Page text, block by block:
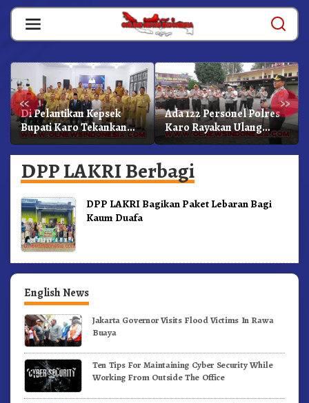
Skip
content
« »
Di Pelantikan Kepsek
Bupati Karo Tekankan
Kepemimpinan
Profesional Dongkrak
Mutu Pendidikan
Ada 122 Personel Polres
Karo Rayakan Ulang
Tahun Bersama
DPP LAKRI Berbagi
DPP LAKRI Bagikan Paket Lebaran Bagi
Kaum Duafa
English News
Jakarta Governor Visits Flood Victims In Rawa
Buaya
Ten Tips For Maintaining Cyber Security While
Working From Outside The Office